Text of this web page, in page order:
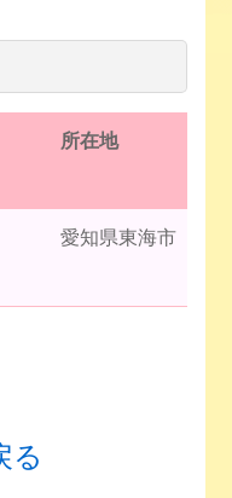
所在地
愛知県東海市
る